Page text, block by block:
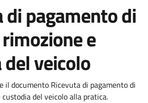
di pagamento di
e
veicolo
il documento Ricevuta di pagamento di
del veicolo alla pratica.